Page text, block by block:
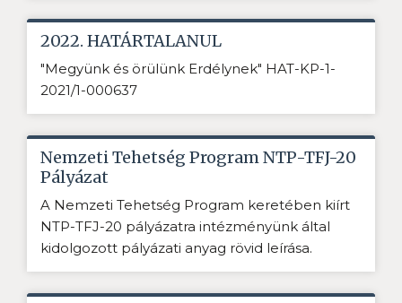
2022. HATÁRTALANUL
"Megyünk és örülünk Erdélynek" HAT-KP-1-
2021/1-000637
Nemzeti Tehetség Program NTP-TFJ-20
Pályázat
A Nemzeti Tehetség Program keretében kiírt
NTP-TFJ-20 pályázatra intézményünk által
kidolgozott pályázati anyag rövid leírása.